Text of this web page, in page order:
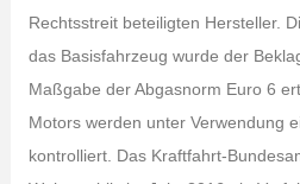
Rechtsstreit beteiligten Hersteller.
das Basisfahrzeug wurde der
Maßgabe der Abgasnorm Euro 6
Motors werden unter Verwendung
kontrolliert. Das Kraftfahrt-